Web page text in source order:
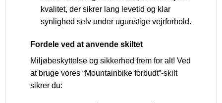
kvalitet, der sikrer lang levetid og klar
synlighed selv under ugunstige vejrforhold.
Fordele ved at anvende skiltet
Miljøbeskyttelse og sikkerhed frem for alt! Ved
at bruge vores “Mountainbike forbudt”-skilt
sikrer du: